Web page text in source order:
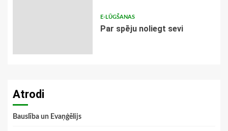
E-LŪGŠANAS
Par spēju noliegt sevi
Atrodi
Bauslība un Evaņģēlijs